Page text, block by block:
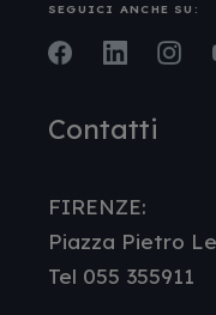
SEGUICI ANCHE SU:
Facebook
Contatti
FIRENZE:
Piazza Pietro
Tel 055 355911